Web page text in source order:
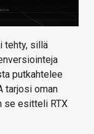
tehty, sillä
putkahtelee
tarjosi oman
se esitteli RTX